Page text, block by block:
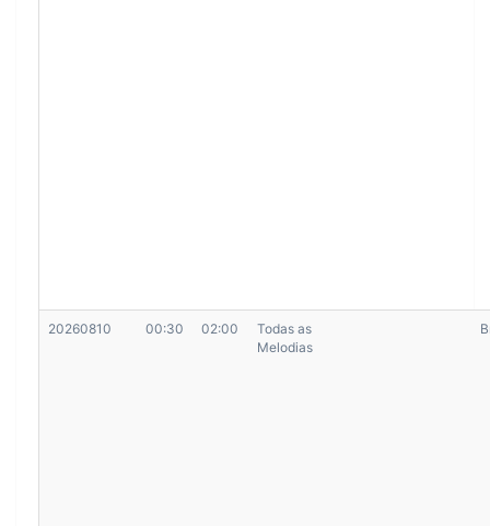
20260810 00:30 02:00
Todas as
Melodias